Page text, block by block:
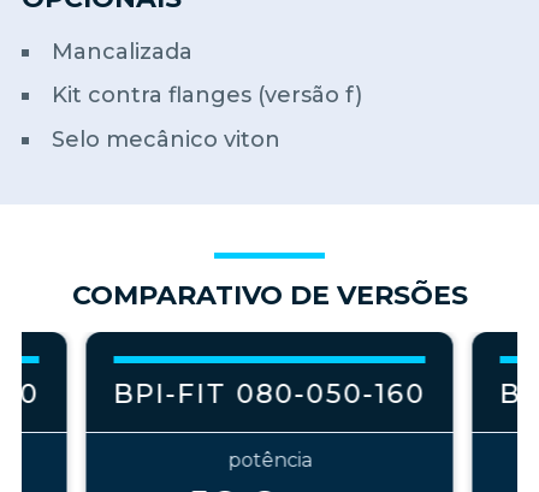
Mancalizada
Kit contra flanges (versão f)
Selo mecânico viton
COMPARATIVO DE VERSÕES
BPI-FIT 080-050-160
potência